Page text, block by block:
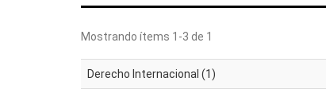
Mostrando ítems 1-3 de 1
Derecho Internacional (1)